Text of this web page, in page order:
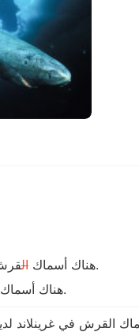
‎هناك أسماك ال
يمكن أن تعيش لمدة تصل إلى 500 سنة.
‎هناك أسماك قرش يمكن أن تعيش لمدة تصل إلى 500 سنة.
القرش في غرينلاند